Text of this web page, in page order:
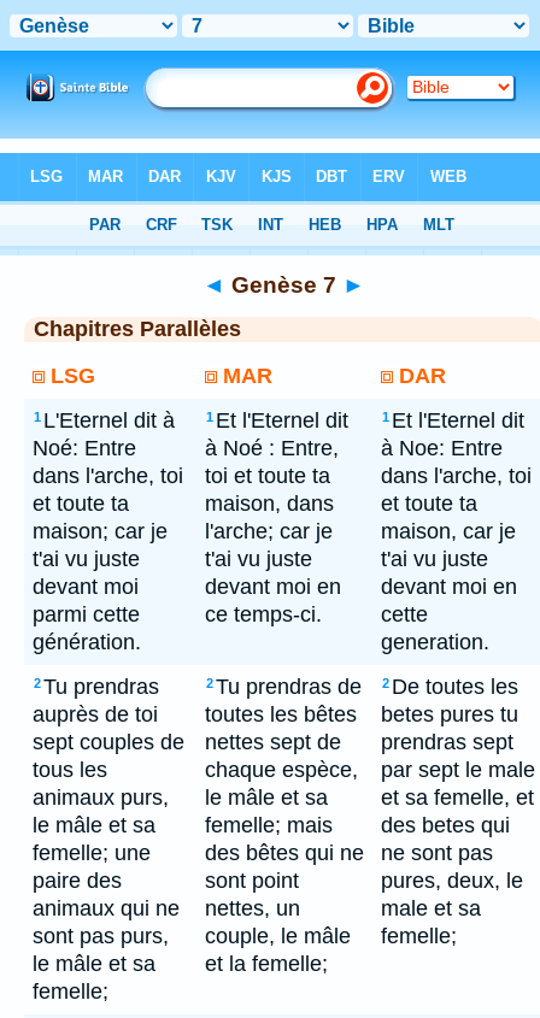
◄ Genèse 7 ►
Chapitres Parallèles
LSG
MAR DAR
1 L'Eternel dit à
Noé: Entre
dans l'arche, toi
et toute ta
maison; car je
t'ai vu juste
devant moi
parmi cette
génération.
1 Et l'Eternel dit
à Noé : Entre,
toi et toute ta
maison, dans
l'arche; car je
t'ai vu juste
devant moi en
ce temps-ci.
1 Et l'Eternel dit
à Noe: Entre
dans l'arche, toi
et toute ta
maison, car je
t'ai vu juste
devant moi en
cette
generation.
2Tu prendras
auprès de toi
sept couples de
tous les
animaux purs,
le mâle et sa
femelle; une
paire des
animaux qui ne
sont pas purs,
le mâle et sa
femelle;
2Tu prendras de
toutes les bêtes
nettes sept de
chaque espèce,
le mâle et sa
femelle; mais
des bêtes qui ne
sont point
nettes, un
couple, le mâle
et la femelle;
2 De toutes les
betes pures tu
prendras sept
par sept le male
et sa femelle, et
des betes qui
ne sont pas
pures, deux, le
male et sa
femelle;